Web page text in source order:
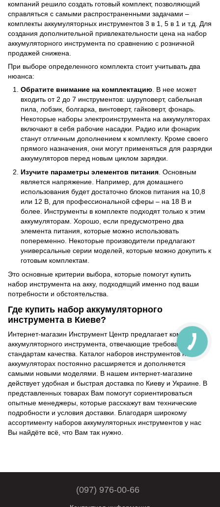
компаний решило создать готовый комплект, позволяющий
справляться с самыми распространенными задачами –
комплекты аккумуляторных инструментов 3 в 1, 5 в 1 и т.д. Для
создания дополнительной привлекательности цена на набор
аккумуляторного инструмента по сравнению с розничной
продажей снижена.
При выборе определенного комплекта стоит учитывать два
нюанса:
Обратите внимание на комплектацию . В нее может
входить от 2 до 7 инструментов: шуруповерт, сабельная
пила, лобзик, болгарка, винтоверт, гайковерт, фонарь.
Некоторые наборы электроинструмента на аккумуляторах
включают в себя рабочие насадки. Радио или фонарик
станут отличным дополнением к комплекту. Кроме своего
прямого назначения, они могут применяться для разрядки
аккумуляторов перед новым циклом зарядки.
Изучите параметры элементов питания . Основным
является напряжение. Например, для домашнего
использования будет достаточно блоков питания на 10,8
или 12 В, для профессиональной сферы – на 18 В и
более. Инструменты в комплекте подходят только к этим
аккумуляторам. Хорошо, если предусмотрено два
элемента питания, которые можно использовать
попеременно. Некоторые производители предлагают
универсальные серии моделей, которые можно докупить к
готовым комплектам.
Это основные критерии выбора, которые помогут купить
набор инструмента на акку, подходящий именно под ваши
потребности и обстоятельства.
Где купить набор аккумуляторного
инструмента в Киеве?
Интернет-магазин Инструмент Центр предлагает комплекты
аккумуляторного инструмента, отвечающие требованиям и
стандартам качества. Каталог наборов инструментов на
аккумуляторах постоянно расширяется и дополняется
самыми новыми моделями. В нашем интернет-магазине
действует удобная и быстрая доставка по Киеву и Украине. В
представленных товарах Вам помогут сориентироваться
опытные менеджеры, которые расскажут вам технические
подробности и условия доставки. Благодаря широкому
ассортименту наборов аккумуляторных инструментов у нас
Вы найдёте всё, что Вам так нужно.
(097) 976-00-66